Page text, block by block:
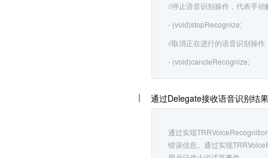
//停止语音识别操作，代表手
- (void)stopRecognize;
//取消正在进行的语音识别操作
- (void)cancleRecognize;
通过Delegate接收语音识别结果
通过实现
错误信息。通过实现